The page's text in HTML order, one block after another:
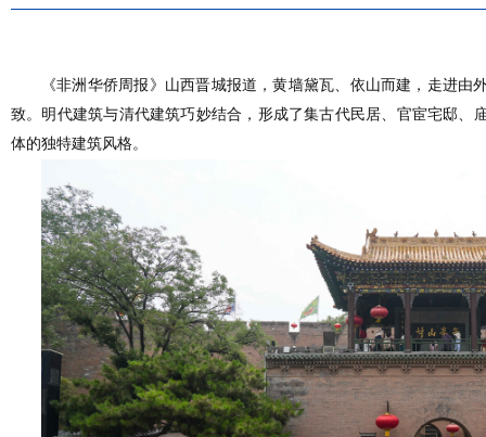
《非洲华侨周报》山西晋城报道，黄墙黛瓦、依山而建，走进
致。明代建筑与清代建筑巧妙结合，形成了集古代民居、官宦宅邸、
体的独特建筑风格。